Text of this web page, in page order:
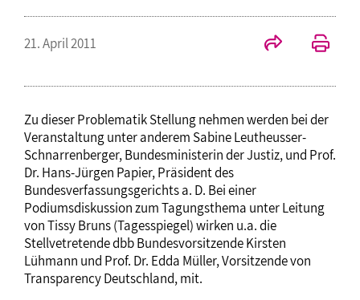
21. April 2011
Zu dieser Problematik Stellung nehmen werden bei der
Veranstaltung unter anderem Sabine Leutheusser-
Schnarrenberger, Bundesministerin der Justiz, und Prof.
Dr. Hans-Jürgen Papier, Präsident des
Bundesverfassungsgerichts a. D. Bei einer
Podiumsdiskussion zum Tagungsthema unter Leitung
von Tissy Bruns (Tagesspiegel) wirken u.a. die
Stellvetretende dbb Bundesvorsitzende Kirsten
Lühmann und Prof. Dr. Edda Müller, Vorsitzende von
Transparency Deutschland, mit.